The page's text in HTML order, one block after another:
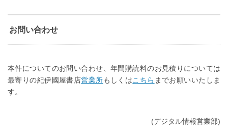
お問い合わせ
本件についてのお問い合わせ、年間購読料のお見積りについては
最寄りの紀伊國屋書店営業所もしくはこちら までお願いいたしま
す。
(デジタル情報営業部)